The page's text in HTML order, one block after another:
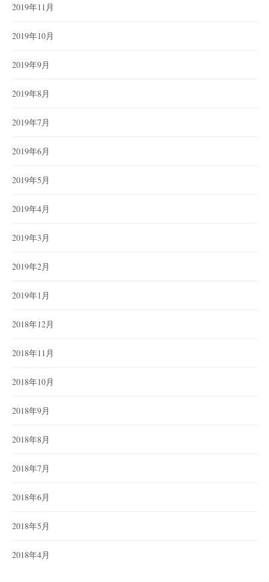
2019年11月
2019年10月
2019年9月
2019年8月
2019年7月
2019年6月
2019年5月
2019年4月
2019年3月
2019年2月
2019年1月
2018年12月
2018年11月
2018年10月
2018年9月
2018年8月
2018年7月
2018年6月
2018年5月
2018年4月